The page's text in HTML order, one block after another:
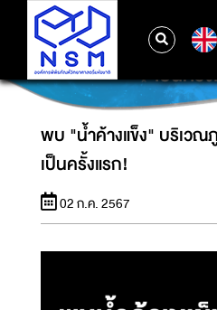
พบ "น้ำค้างแข็ง" บริเวณ
เป็นครั้
พบ "น้ำค้างแข็ง" บริเวณ
เป็นครั้งแรก!
02 ก.ค. 2567